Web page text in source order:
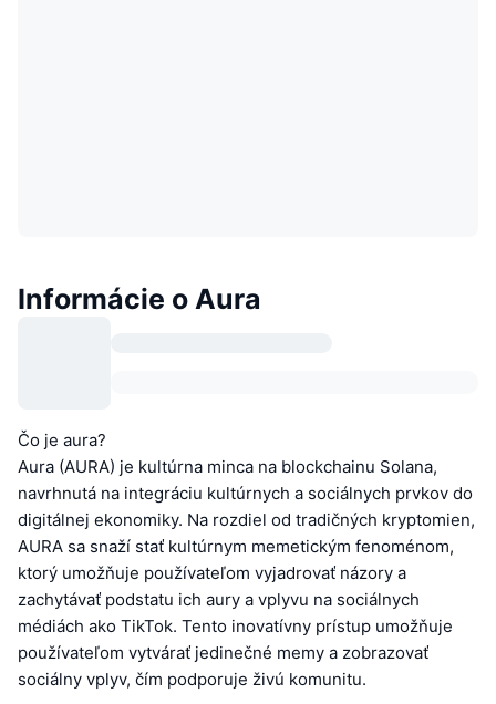
Informácie o Aura
Čo je aura?
Aura (AURA) je kultúrna minca na blockchainu Solana,
navrhnutá na integráciu kultúrnych a sociálnych prvkov do
digitálnej ekonomiky. Na rozdiel od tradičných kryptomien,
AURA sa snaží stať kultúrnym memetickým fenoménom,
ktorý umožňuje používateľom vyjadrovať názory a
zachytávať podstatu ich aury a vplyvu na sociálnych
médiách ako TikTok. Tento inovatívny prístup umožňuje
používateľom vytvárať jedinečné memy a zobrazovať
sociálny vplyv, čím podporuje živú komunitu.